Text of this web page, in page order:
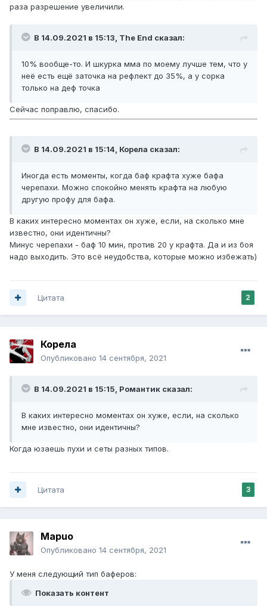
раза разрешение увеличили.
В 14.09.2021 в 15:13, The End сказал:
10% вообще-то. И шкурка мма по моему лучше тем, что у
неё есть ещё заточка на рефлект до 35%, а у сорка
только на деф точка
Сейчас поправлю, спасибо.
В 14.09.2021 в 15:14, Корела сказал:
Иногда есть моменты, когда баф крафта хуже бафа
черепахи. Можно спокойно менять крафта на любую
другую профу для бафа.
В каких интересно моментах он хуже, если, на сколько мне
известно, они идентичны?
Минус черепахи - баф 10 мин, против 20 у крафта. Да и из боя
надо выходить. Это всё неудобства, которые можно избежать)
2
Цитата
Корела
Опубликовано 14 сентября, 2021
В 14.09.2021 в 15:15, Романтик сказал:
В каких интересно моментах он хуже, если, на сколько
мне известно, они идентичны?
Когда юзаешь пухи и сеты разных типов.
3
Цитата
Mаpuo
Опубликовано 14 сентября, 2021
У меня следующий тип баферов:
Показать контент